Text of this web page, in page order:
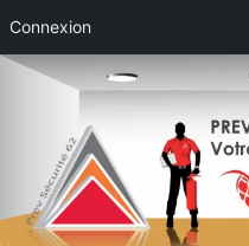
Connexion
Aller